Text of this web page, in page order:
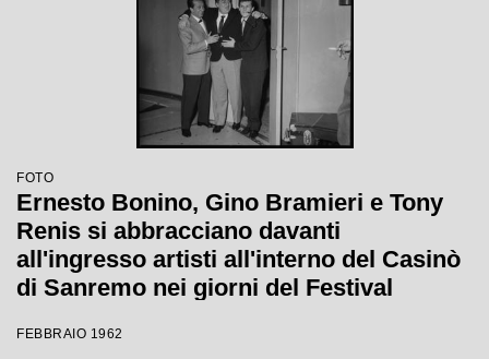
FOTO
Ernesto Bonino, Gino Bramieri e Tony
Renis si abbracciano davanti
all'ingresso artisti all'interno del Casinò
di Sanremo nei giorni del Festival
FEBBRAIO 1962